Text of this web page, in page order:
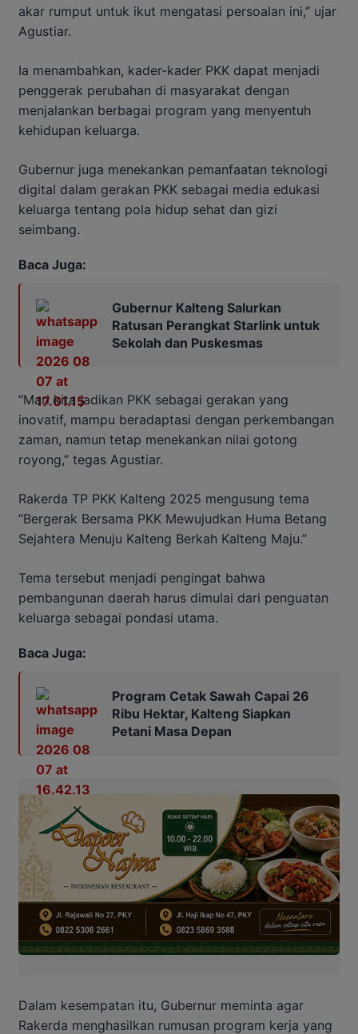
akar rumput untuk ikut mengatasi persoalan ini,” ujar
Agustiar.
Ia menambahkan, kader-kader PKK dapat menjadi
penggerak perubahan di masyarakat dengan
menjalankan berbagai program yang menyentuh
kehidupan keluarga.
Gubernur juga menekankan pemanfaatan teknologi
digital dalam gerakan PKK sebagai media edukasi
keluarga tentang pola hidup sehat dan gizi
seimbang.
Baca Juga:
Gubernur Kalteng Salurkan
Ratusan Perangkat Starlink untuk
Sekolah dan Puskesmas
“Mari kita jadikan PKK sebagai gerakan yang
inovatif, mampu beradaptasi dengan perkembangan
zaman, namun tetap menekankan nilai gotong
royong,” tegas Agustiar.
Rakerda TP PKK Kalteng 2025 mengusung tema
“Bergerak Bersama PKK Mewujudkan Huma Betang
Sejahtera Menuju Kalteng Berkah Kalteng Maju.”
Tema tersebut menjadi pengingat bahwa
pembangunan daerah harus dimulai dari penguatan
keluarga sebagai pondasi utama.
Baca Juga:
Program Cetak Sawah Capai 26
Ribu Hektar, Kalteng Siapkan
Petani Masa Depan
Dalam kesempatan itu, Gubernur meminta agar
Rakerda menghasilkan rumusan program kerja yang